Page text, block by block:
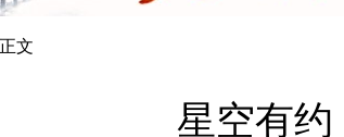
文
星空有约